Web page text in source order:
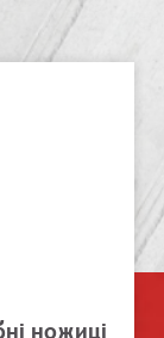
ножиці